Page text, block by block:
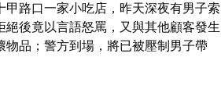
甲路口一家小吃店，昨天深夜有男子索
絕後竟以言語怒罵，又與其他顧客發生
物品；警方到場，將已被壓制男子帶